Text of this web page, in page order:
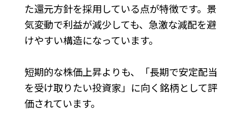
た還元方針を採用している点が特徴です。景
気変動で利益が減少しても、急激な減配を避
けやすい構造になっています。
短期的な株価上昇よりも、「長期で安定配当
を受け取りたい投資家」に向く銘柄として評
価されています。